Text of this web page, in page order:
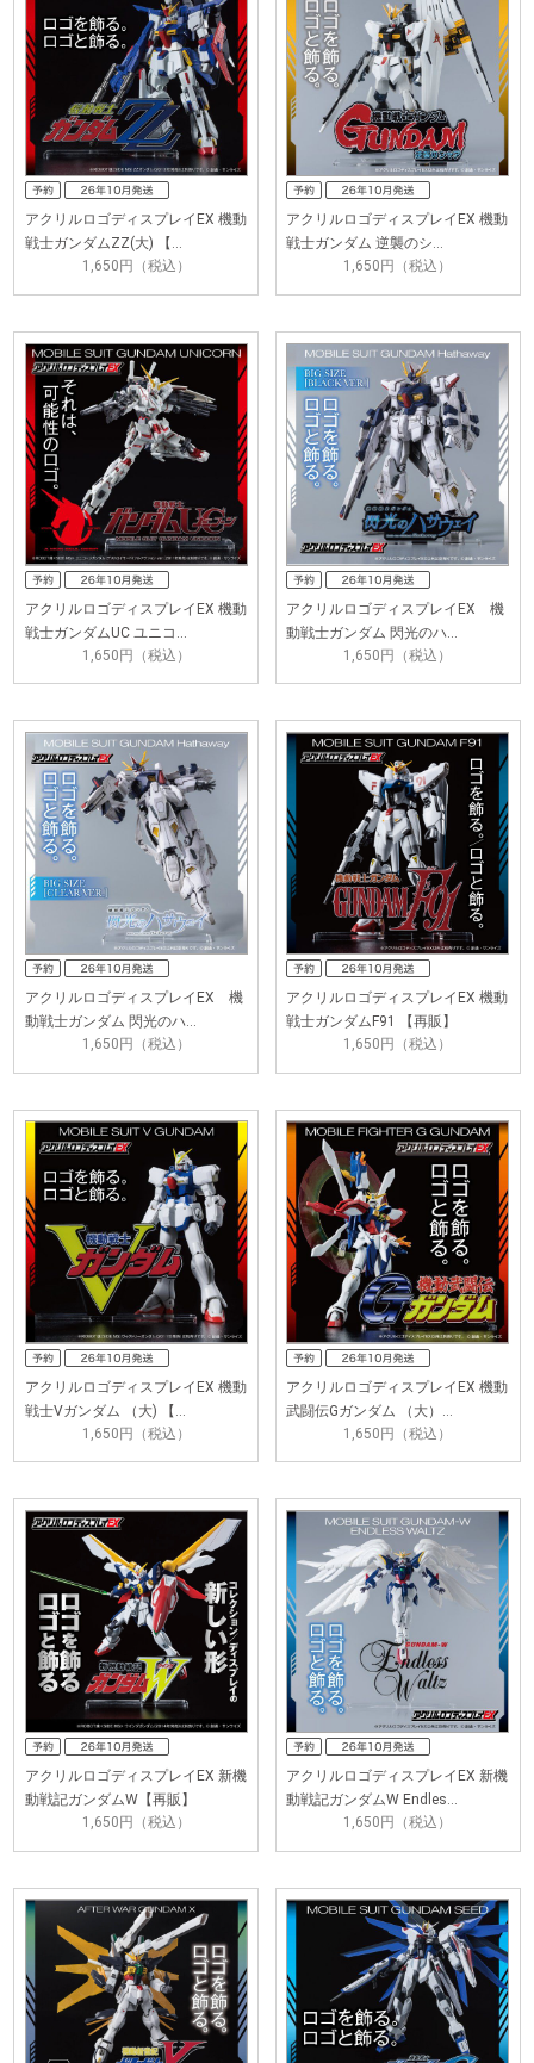
アクリルロゴディスプレイEX 機動
戦士ガンダムZZ(大) 【…
1,650円（税込）
アクリルロゴディスプレイEX 機動
戦士ガンダム 逆襲のシ…
1,650円（税込）
アクリルロゴディスプレイEX 機動
戦士ガンダムUC ユニコ…
1,650円（税込）
アクリルロゴディスプレイEX 機
動戦士ガンダム 閃光のハ…
1,650円（税込）
アクリルロゴディスプレイEX 機
動戦士ガンダム 閃光のハ…
1,650円（税込）
アクリルロゴディスプレイEX 機動
戦士ガンダムF91 【再販】
1,650円（税込）
アクリルロゴディスプレイEX 機動
戦士Vガンダム （大) 【…
1,650円（税込）
アクリルロゴディスプレイEX 機動
武闘伝Gガンダム （大）…
1,650円（税込）
アクリルロゴディスプレイEX 新機
動戦記ガンダムW【再販】
1,650円（税込）
アクリルロゴディスプレイEX 新機
動戦記ガンダムW Endles…
1,650円（税込）